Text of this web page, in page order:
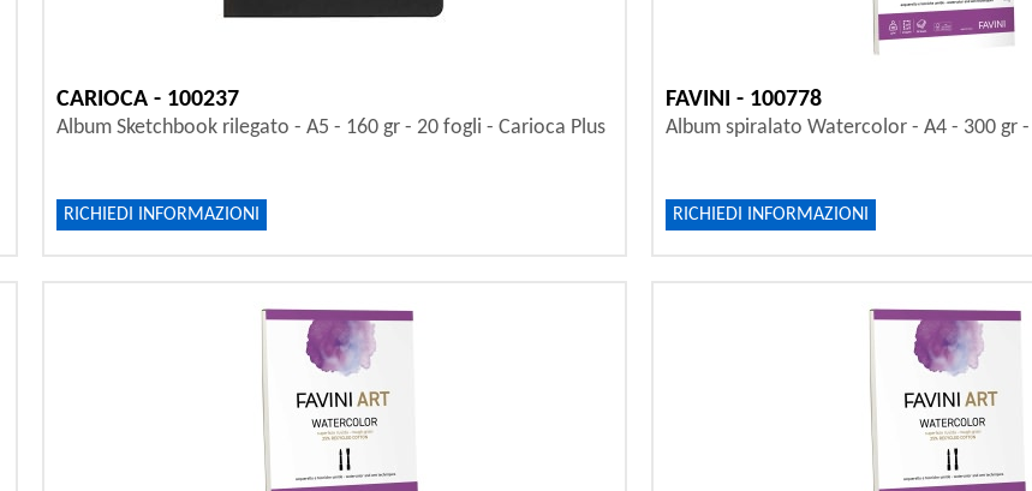
CARIOCA - 100237
Album Sketchbook rilegato - A5 - 160 gr - 20 fogli - Carioca Plus
RICHIEDI INFORMAZIONI
FAVINI - 100778
Album spiralato Watercolor - A4 - 300 gr
RICHIEDI INFORMAZIONI